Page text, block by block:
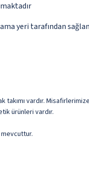
yeri tarafından
vardır.
ürünleri vardır.